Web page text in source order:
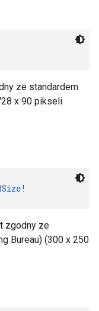
ze standardem
x 90 pikseli
!
zgodny ze
Bureau) (300 x 250